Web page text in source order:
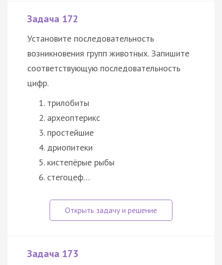
Задача 172
Установите последовательность
возникновения групп животных. Запишите
соответствующую последовательность
цифр.
трилобиты
археоптерикс
простейшие
дриопитеки
кистепёрые рыбы
стегоцеф…
Задача 173